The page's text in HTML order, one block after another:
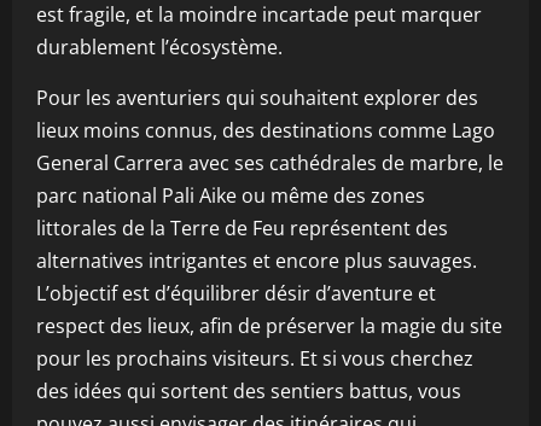
est fragile, et la moindre incartade peut marquer
durablement l’écosystème.
Pour les aventuriers qui souhaitent explorer des
lieux moins connus, des destinations comme Lago
General Carrera avec ses cathédrales de marbre, le
parc national Pali Aike ou même des zones
littorales de la Terre de Feu représentent des
alternatives intrigantes et encore plus sauvages.
L’objectif est d’équilibrer désir d’aventure et
respect des lieux, afin de préserver la magie du site
pour les prochains visiteurs. Et si vous cherchez
des idées qui sortent des sentiers battus, vous